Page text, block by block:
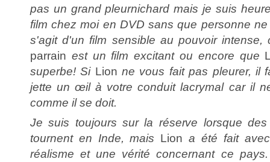
pas un grand pleurnichard mais je suis
film chez moi en DVD sans que personne
s'agit d'un film sensible au pouvoir
parrain est un film excitant ou encore que
superbe! Si Lion ne vous fait pas pleurer, il
jette un œil à votre conduit lacrymal car il
comme il se doit.
Je suis toujours sur la réserve lorsque
tournent en Inde, mais Lion a été fait
réalisme et une vérité concernant ce